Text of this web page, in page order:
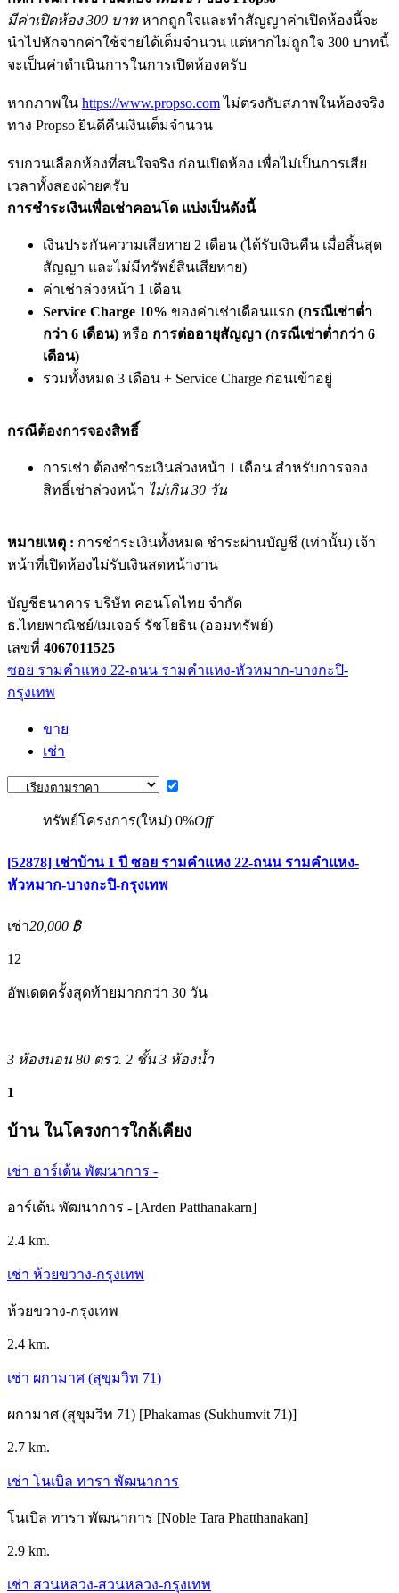
มีค่าเปิดห้อง 300 บาทหากถูกใจและทำสัญญาค่าเปิดห้องนี้จะ
นำไปหักจากค่าใช้จ่ายได้เต็มจำนวน แต่หากไม่ถูกใจ 300 บาทนี้
จะเป็นค่าดำเนินการในการเปิดห้องครับ
หากภาพใน https://www.propso.com ไม่ตรงกับสภาพในห้องจริง
ทาง Propso ยินดีคืนเงินเต็มจำนวน
รบกวนเลือกห้องที่สนใจจริง ก่อนเปิดห้อง เพื่อไม่เป็นการเสีย
เวลาทั้งสองฝ่ายครับ
การชำระเงินเพื่อเช่าคอนโด แบ่งเป็นดังนี้
เงินประกันความเสียหาย 2 เดือน (ได้รับเงินคืน เมื่อสิ้นสุด
สัญญา และไม่มีทรัพย์สินเสียหาย)
ค่าเช่าล่วงหน้า 1 เดือน
Service Charge 10% ของค่าเช่าเดือนแรก (กรณีเช่าต่ำ
กว่า 6 เดือน) หรือ การต่ออายุสัญญา (กรณีเช่าต่ำกว่า 6
เดือน)
รวมทั้งหมด 3 เดือน + Service Charge ก่อนเข้าอยู่
กรณีต้องการจองสิทธิ์
การเช่า ต้องชำระเงินล่วงหน้า 1 เดือน สำหรับการจอง
สิทธิ์เช่าล่วงหน้า ไม่เกิน 30 วัน
หมายเหตุ : การชำระเงินทั้งหมด ชำระผ่านบัญชี (เท่านั้น) เจ้า
หน้าที่เปิดห้องไม่รับเงินสดหน้างาน
บัญชีธนาคาร บริษัท คอนโดไทย จำกัด
ธ.ไทยพาณิชย์/เมเจอร์ รัชโยธิน (ออมทรัพย์)
เลขที่ 4067011525
ซอย รามคำแหง 22-ถนน รามคำแหง-หัวหมาก-บางกะปิ-
กรุงเทพ
ขาย
เช่า
ทรัพย์โครงการ(ใหม่) 0%Off
[52878] เช่าบ้าน 1 ปี ซอย รามคำแหง 22-ถนน รามคำแหง-
หัวหมาก-บางกะปิ-กรุงเทพ
เช่า20,000 ฿
12
อัพเดตครั้งสุดท้ายมากกว่า 30 วัน
3 ห้องนอน 80 ตรว. 2 ชั้น 3 ห้องน้ำ
1
บ้าน ในโครงการใกล้เคียง
เช่า อาร์เด้น พัฒนาการ -
อาร์เด้น พัฒนาการ - [Arden Patthanakarn]
2.4 km.
เช่า ห้วยขวาง-กรุงเทพ
ห้วยขวาง-กรุงเทพ
2.4 km.
เช่า ผกามาศ (สุขุมวิท 71)
ผกามาศ (สุขุมวิท 71) [Phakamas (Sukhumvit 71)]
2.7 km.
เช่า โนเบิล ทารา พัฒนาการ
โนเบิล ทารา พัฒนาการ [Noble Tara Phatthanakan]
2.9 km.
เช่า สวนหลวง-สวนหลวง-กรุงเทพ